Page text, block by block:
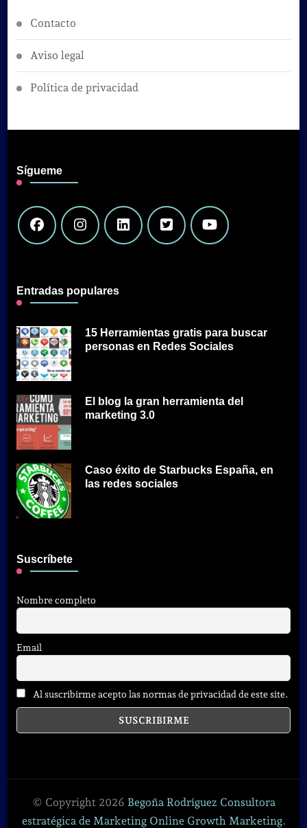
Contacto
Aviso legal
Política de privacidad
Sígueme
Entradas populares
15 Herramientas gratis para buscar
personas en Redes Sociales
El blog la gran herramienta del
marketing 3.0
Caso éxito de Starbucks España, en
las redes sociales
Suscríbete
Nombre completo
Email
Al suscribirme acepto las normas de privacidad de este site.
© Copyright 2026 Begoña Rodríguez Consultora
estratégica de Marketing Online Growth Marketing.